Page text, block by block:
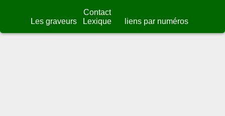
Les graveurs
Contact
Lexique
liens par numéros